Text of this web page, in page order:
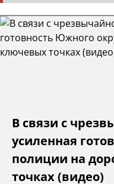
В связи с
усиленная
полиции на
точках (видео)